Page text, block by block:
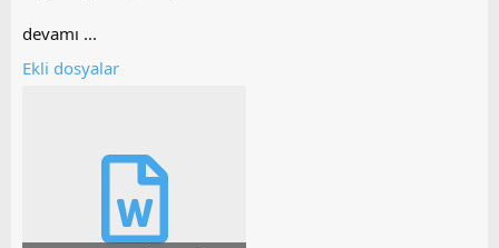
devamı ...
Ekli dosyalar